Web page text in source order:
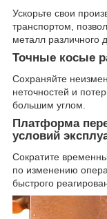
Ускорьте свои
транспортом,
металл различного
Точные косые
Сохраняйте
неточностей и
большим углом.
Платформа
условий
Сократите
по изменению
быстрого